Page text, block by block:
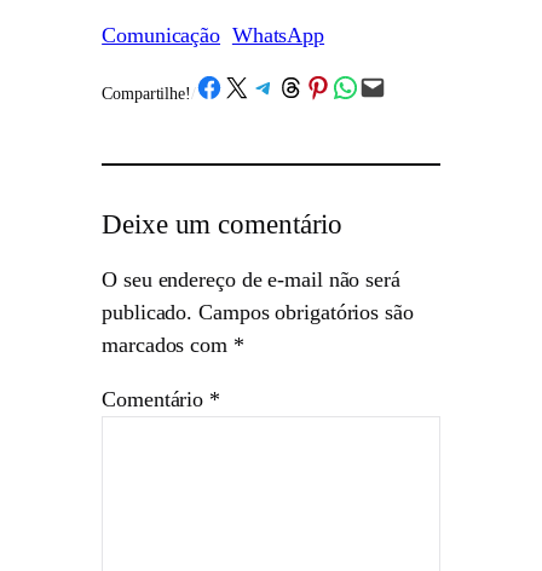
Comunicação WhatsApp
Compartilhe! /Share on Facebook
Share on X Share on Telegram
Share on Threads
Share on Pinterest
Share on WhatsApp
Email this Page
Deixe um comentário
O seu endereço de e-mail não será
publicado. Campos obrigatórios são
marcados com *
Comentário *